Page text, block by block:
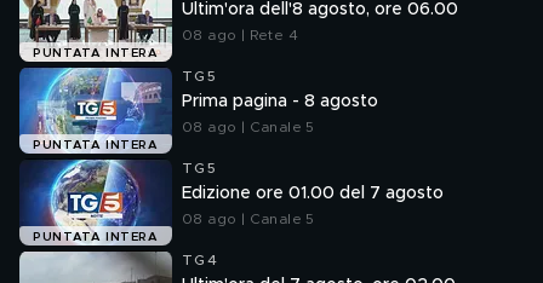
PUNTATA INTERA
Ultim'ora dell'8 agosto, ore 06.00
08 ago | Rete 4
PUNTATA INTERA
TG5
Prima pagina - 8 agosto
08 ago | Canale 5
PUNTATA INTERA
TG5
Edizione ore 01.00 del 7 agosto
08 ago | Canale 5
TG4